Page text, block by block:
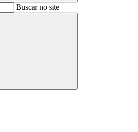
BuscarBuscar no site
Buscar